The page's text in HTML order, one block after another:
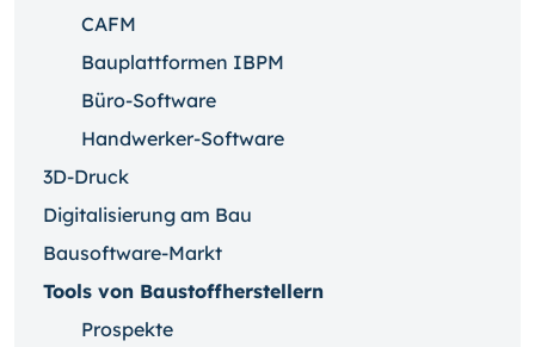
CAFM
Bauplattformen IBPM
Büro-Software
Handwerker-Software
3D-Druck
Digitalisierung am Bau
Bausoftware-Markt
Tools von Baustoffherstellern
Prospekte